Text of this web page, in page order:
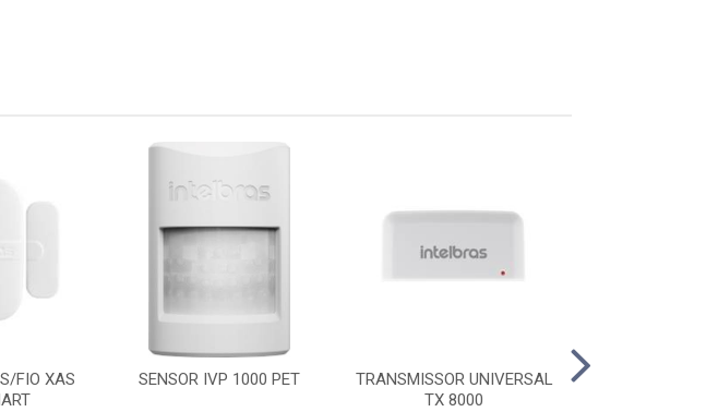
FIO XAS
SENSOR IVP 1000 PET
TRANSMISSOR UNIVERSAL
TX 8000